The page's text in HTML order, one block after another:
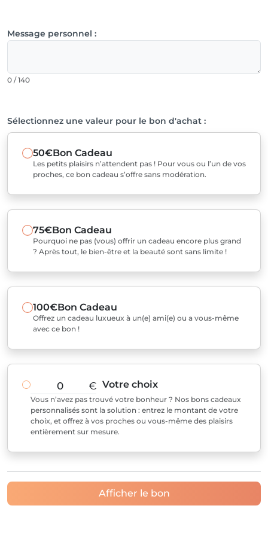
Message personnel :
0 / 140
Sélectionnez une valeur pour le bon d'achat :
50€Bon Cadeau
Les petits plaisirs n’attendent pas ! Pour vous ou l’un de vos
proches, ce bon cadeau s’offre sans modération.
75€Bon Cadeau
Pourquoi ne pas (vous) offrir un cadeau encore plus grand
? Après tout, le bien-être et la beauté sont sans limite !
100€Bon Cadeau
Offrez un cadeau luxueux à un(e) ami(e) ou a vous-même
avec ce bon !
€ Votre choix
Vous n’avez pas trouvé votre bonheur ? Nos bons cadeaux
personnalisés sont la solution : entrez le montant de votre
choix, et offrez à vos proches ou vous-même des plaisirs
entièrement sur mesure.
Afficher le bon